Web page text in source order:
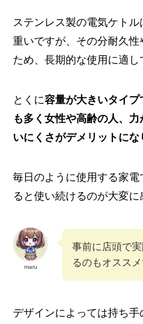
ステンレス製の電気ケト
重いですが、その分耐久
ため、長期的な使用に適し
とくに容量が大きいタイ
も多く女性や高齢の人、
いにくさがデメリットにな
毎日のように使用する家
ると使い続けるのが大変に
maru
事前に店頭で
るのもオススメ
デザインによっては持ち